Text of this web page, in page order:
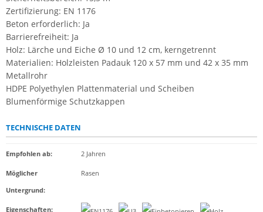
Zertifizierung: EN 1176
Beton erforderlich: Ja
Barrierefreiheit: Ja
Holz: Lärche und Eiche Ø 10 und 12 cm, kerngetrennt
Materialien: Holzleisten Padauk 120 x 57 mm und 42 x 35 mm
Metallrohr
HDPE Polyethylen Plattenmaterial und Scheiben
Blumenförmige Schutzkappen
TECHNISCHE DATEN
Empfohlen ab: 2 Jahren
Möglicher
Untergrund:
Rasen
Eigenschaften: